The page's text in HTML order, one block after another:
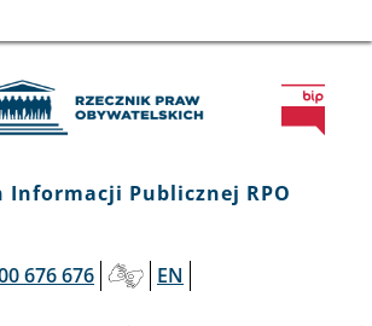
Informacji Publicznej RPO
676 676 EN